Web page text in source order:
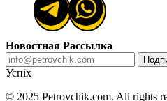
Новостная Рассылка
Успіх
© 2025 Petrovchik.com. All rights